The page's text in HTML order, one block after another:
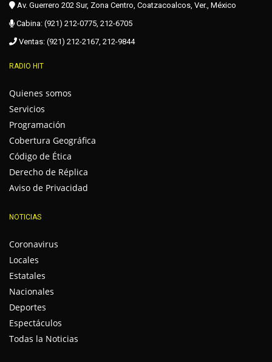
Av. Guerrero 202 Sur, Zona Centro, Coatzacoalcos, Ver., México
Cabina: (921) 212-0775, 212-6705
Ventas: (921) 212-2167, 212-9844
RADIO HIT
Quienes somos
Servicios
Programación
Cobertura Geográfica
Código de Ética
Derecho de Réplica
Aviso de Privacidad
NOTICIAS
Coronavirus
Locales
Estatales
Nacionales
Deportes
Espectáculos
Todas la Noticias